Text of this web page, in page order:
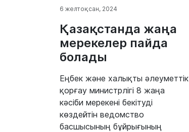
6 желтоқсан, 2024
Қазақстанда жаңа
мерекелер пайда
болады
Еңбек және халықты әлеуметтік
қорғау министрлігі 8 жаңа
кәсіби мерекені бекітуді
көздейтін ведомство
басшысының бұйрығының